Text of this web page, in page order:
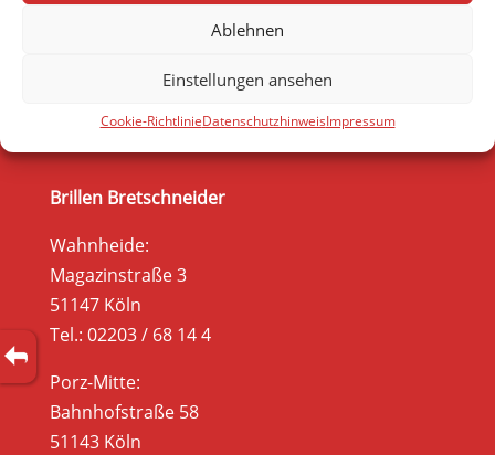
Ablehnen
Einstellungen ansehen
Cookie-RichtlinieDatenschutzhinweisImpressum
Brillen Bretschneider
Wahnheide:
Magazinstraße 3
51147 Köln
Tel.: 02203 / 68 14 4
Porz-Mitte:
Bahnhofstraße 58
51143 Köln